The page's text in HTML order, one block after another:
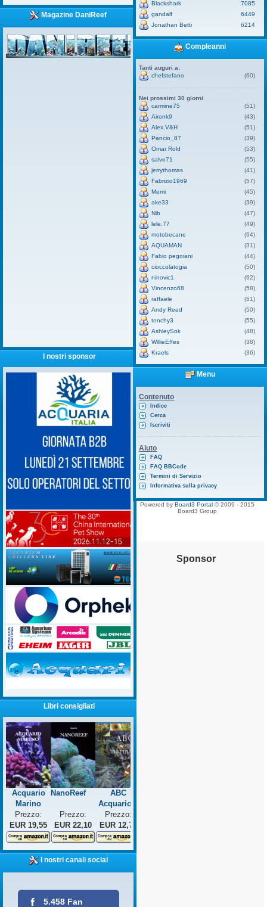
Magazine DaniReef
I nostri sponsor
Libri consigliati
Acquario
Marino
NanoReef
ABC
Acquario...
Prezzo:
EUR 19,55
Prezzo:
EUR 22,10
Prezzo:
EUR 12,75
I nostri canali social
5.458 Fan
Blackshark
7085
gandalf
6449
Jonathan Betti
6214
Compleanni
Tanti auguri a:
chefstefano
(60)
Nei prossimi 30 giorni
carmine75
(51)
Aironk9
(43)
Alex.V&H
(51)
Pancio_87
(39)
Omar Rold
(53)
salvo71
(55)
jerrythomas
(41)
Fabrizio1969
(57)
Memi
(45)
ake33
(39)
Nib
(47)
lele.77
(49)
motobecane
(64)
AQUAMAN
(31)
Fabio pegoiani
(44)
cioccolatogia
(50)
ninovic1
(62)
Vincenzo68
(58)
raffaele
(51)
Andy Reed
(50)
tonchy3
(55)
AshleySok
(48)
WillieEffes
(38)
Kraels
(36)
Menu
Contenuto
Indice
Cerca
Iscriviti
Aiuto
FAQ
FAQ BBCode
Termini di Servizio
Informativa sulla privacy
Powered by Board3 Portal © 2009 - 2015
Board3 Group
Sponsor